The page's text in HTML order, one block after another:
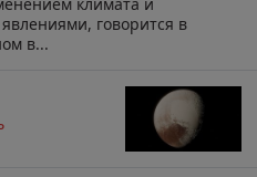
говорится в
в...